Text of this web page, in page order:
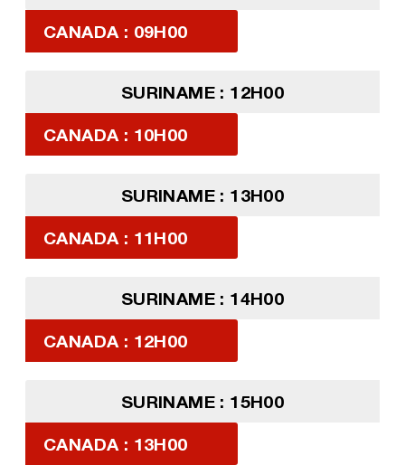
CANADA : 09H00
SURINAME : 12H00
CANADA : 10H00
SURINAME : 13H00
CANADA : 11H00
SURINAME : 14H00
CANADA : 12H00
SURINAME : 15H00
CANADA : 13H00